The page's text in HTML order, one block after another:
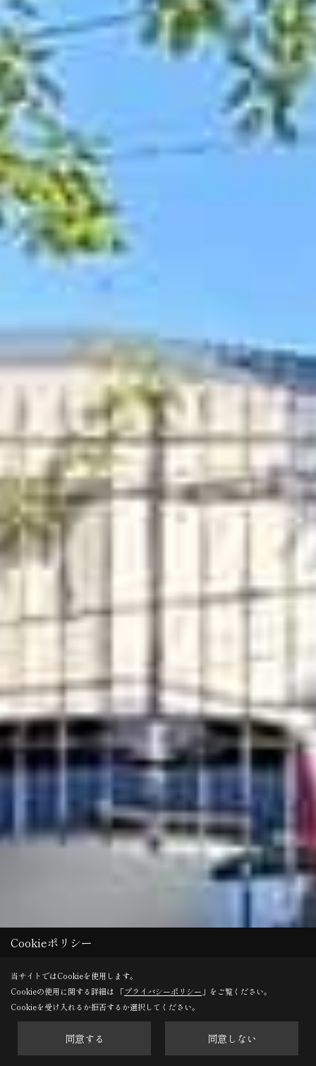
Cookieポリシー
当サイトではCookieを使用します。
Cookieの使用に関する詳細は 「プライバシーポリシー 」をご覧ください。
Cookieを受け入れるか拒否するか選択してください。
同意する 同意しない